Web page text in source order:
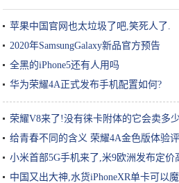
苹果中国官网也太垃圾了吧,笑死人了.
2020年SamsungGalaxy新品官方预告
全黑的iPhone5还有人用吗
华为荣耀4A正式发布手机配置如何?
荣耀V8来了!没有徕卡附体的它会卖多
给青春不同的含义 荣耀4A金色版体验
小米首部5G手机来了,米9欧洲发布定价
中国又出大神,水货iPhoneXR单卡可以